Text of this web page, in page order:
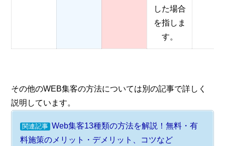
した場合
を指しま
す。
その他のWEB集客の方法については別の記事で詳しく
説明しています。
関連記事 Web集客13種類の方法を解説！無料・有
料施策のメリット・デメリット、コツなど